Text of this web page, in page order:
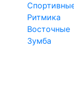
Ритмика
Восточные
Зумба